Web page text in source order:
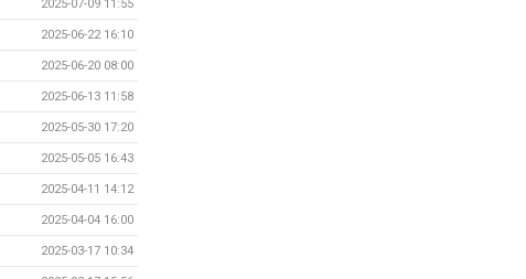
2025-07-09 11:55
2025-06-22 16:10
2025-06-20 08:00
2025-06-13 11:58
2025-05-30 17:20
2025-05-05 16:43
2025-04-11 14:12
2025-04-04 16:00
2025-03-17 10:34